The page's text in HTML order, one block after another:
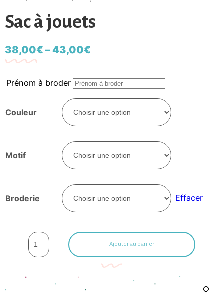
Sac à jouets
38,00€ –43,00€
Prénom à broder
Couleur
Motif
Broderie Effacer
Ajouter au panier